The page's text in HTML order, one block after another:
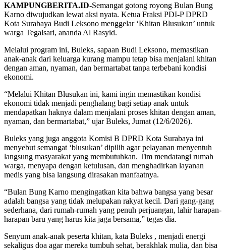
KAMPUNGBERITA.ID-Semangat gotong royong Bulan Bung
Karno diwujudkan lewat aksi nyata. Ketua Fraksi PDI-P DPRD
Kota Surabaya Budi Leksono menggelar ‘Khitan Blusukan’ untuk
warga Tegalsari, ananda Al Rasyid.
Melalui program ini, Buleks, sapaan Budi Leksono, memastikan
anak-anak dari keluarga kurang mampu tetap bisa menjalani khitan
dengan aman, nyaman, dan bermartabat tanpa terbebani kondisi
ekonomi.
“Melalui Khitan Blusukan ini, kami ingin memastikan kondisi
ekonomi tidak menjadi penghalang bagi setiap anak untuk
mendapatkan haknya dalam menjalani proses khitan dengan aman,
nyaman, dan bermartabat,” ujar Buleks, Jumat (12/6/2026).
Buleks yang juga anggota Komisi B DPRD Kota Surabaya ini
menyebut semangat ‘blusukan’ dipilih agar pelayanan menyentuh
langsung masyarakat yang membutuhkan. Tim mendatangi rumah
warga, menyapa dengan ketulusan, dan menghadirkan layanan
medis yang bisa langsung dirasakan manfaatnya.
“Bulan Bung Karno mengingatkan kita bahwa bangsa yang besar
adalah bangsa yang tidak melupakan rakyat kecil. Dari gang-gang
sederhana, dari rumah-rumah yang penuh perjuangan, lahir harapan-
harapan baru yang harus kita jaga bersama,” tegas dia.
Senyum anak-anak peserta khitan, kata Buleks , menjadi energi
sekaligus doa agar mereka tumbuh sehat, berakhlak mulia, dan bisa